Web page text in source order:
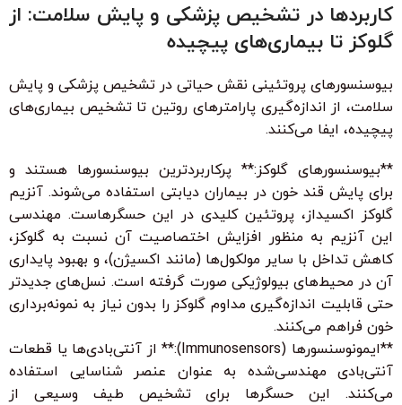
کاربردها در تشخیص پزشکی و پایش سلامت: از
گلوکز تا بیماری‌های پیچیده
بیوسنسورهای پروتئینی نقش حیاتی در تشخیص پزشکی و پایش
سلامت، از اندازه‌گیری پارامترهای روتین تا تشخیص بیماری‌های
پیچیده، ایفا می‌کنند.
**بیوسنسورهای گلوکز:** پرکاربردترین بیوسنسورها هستند و
برای پایش قند خون در بیماران دیابتی استفاده می‌شوند. آنزیم
گلوکز اکسیداز، پروتئین کلیدی در این حسگرهاست. مهندسی
این آنزیم به منظور افزایش اختصاصیت آن نسبت به گلوکز،
کاهش تداخل با سایر مولکول‌ها (مانند اکسیژن)، و بهبود پایداری
آن در محیط‌های بیولوژیکی صورت گرفته است. نسل‌های جدیدتر
حتی قابلیت اندازه‌گیری مداوم گلوکز را بدون نیاز به نمونه‌برداری
خون فراهم می‌کنند.
**ایمونوسنسورها (Immunosensors):** از آنتی‌بادی‌ها یا قطعات
آنتی‌بادی مهندسی‌شده به عنوان عنصر شناسایی استفاده
می‌کنند. این حسگرها برای تشخیص طیف وسیعی از